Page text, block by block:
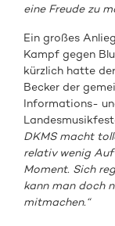
eine Freude zu
Ein großes
Kampf gegen
kürzlich hatte
Becker der
Informations-
DKMS macht
relativ wenig
Moment. Sich
kann man doch
mitmachen.“